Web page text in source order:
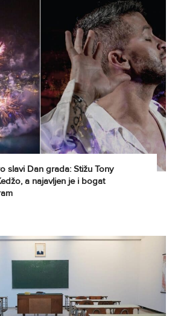
slavi Dan grada: Stižu Tony
a najavljen je i bogat